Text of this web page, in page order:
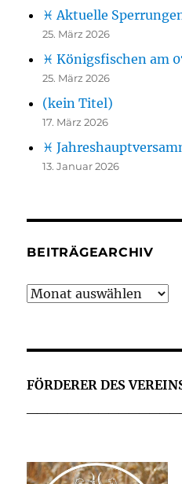
♓ Aktuelle
25. März 2026
♓ Königsfischen am
25. März 2026
(kein Titel)
17. März 2026
♓
13. Januar 2026
BEITRÄGEARCHIV
Beiträgearchiv
FÖRDERER DES